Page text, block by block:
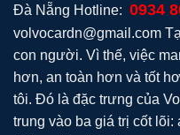
Đà Nẵng Hotline: 0934
volvocardn@gmail.com
con người. Vì thế, việc
hơn, an toàn hơn và tốt
tôi. Đó là đặc trưng của
trung vào ba giá trị cốt